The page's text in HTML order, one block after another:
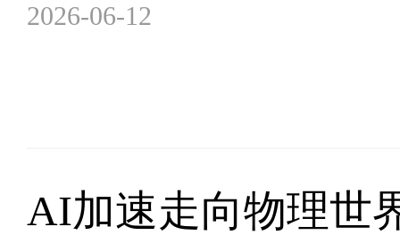
2026-06-12
AI加速走向物理